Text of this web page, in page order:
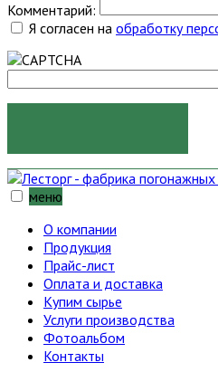
Комментарий:
Я согласен на обработку
меню
О компании
Продукция
Прайс-лист
Оплата и доставка
Купим сырье
Услуги производства
Фотоальбом
Контакты